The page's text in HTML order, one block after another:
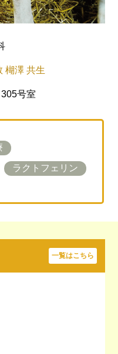
楜澤 共生
号室
ラクトフェリン
一覧はこちら